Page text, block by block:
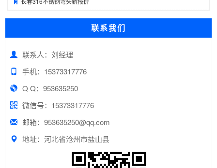
联系我们
联系人：刘经理
手机：15373317776
Q Q：953635250
微信号：15373317776
邮箱：953635250@qq.com
地址：河北省沧州市盐山县